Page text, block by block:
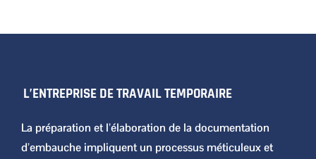
L’ENTREPRISE DE TRAVAIL TEMPORAIRE
La préparation et l’élaboration de la documentation
d’embauche impliquent un processus méticuleux et